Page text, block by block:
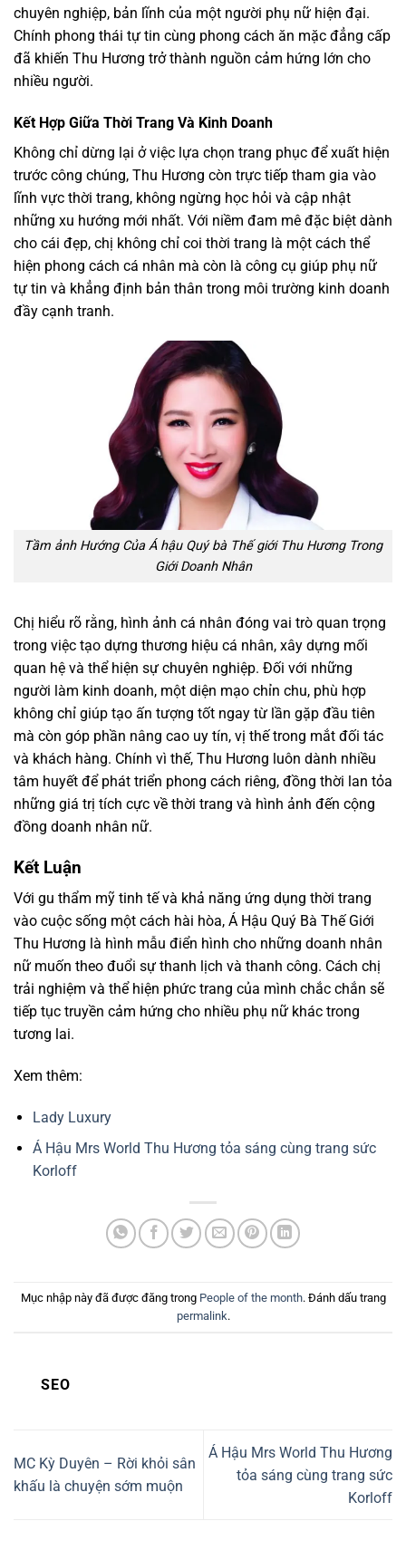
chuyên nghiệp, bản lĩnh của một người phụ nữ hiện đại.
Chính phong thái tự tin cùng phong cách ăn mặc đẳng cấp
đã khiến Thu Hương trở thành nguồn cảm hứng lớn cho
nhiều người.
Kết Hợp Giữa Thời Trang Và Kinh Doanh
Không chỉ dừng lại ở việc lựa chọn trang phục để xuất hiện
trước công chúng, Thu Hương còn trực tiếp tham gia vào
lĩnh vực thời trang, không ngừng học hỏi và cập nhật
những xu hướng mới nhất. Với niềm đam mê đặc biệt dành
cho cái đẹp, chị không chỉ coi thời trang là một cách thể
hiện phong cách cá nhân mà còn là công cụ giúp phụ nữ
tự tin và khẳng định bản thân trong môi trường kinh doanh
đầy cạnh tranh.
Tầm ảnh Hướng Của Á hậu Quý bà Thế giới Thu Hương Trong
Giới Doanh Nhân
Chị hiểu rõ rằng, hình ảnh cá nhân đóng vai trò quan trọng
trong việc tạo dựng thương hiệu cá nhân, xây dựng mối
quan hệ và thể hiện sự chuyên nghiệp. Đối với những
người làm kinh doanh, một diện mạo chỉn chu, phù hợp
không chỉ giúp tạo ấn tượng tốt ngay từ lần gặp đầu tiên
mà còn góp phần nâng cao uy tín, vị thế trong mắt đối tác
và khách hàng. Chính vì thế, Thu Hương luôn dành nhiều
tâm huyết để phát triển phong cách riêng, đồng thời lan tỏa
những giá trị tích cực về thời trang và hình ảnh đến cộng
đồng doanh nhân nữ.
Kết Luận
Với gu thẩm mỹ tinh tế và khả năng ứng dụng thời trang
vào cuộc sống một cách hài hòa, Á Hậu Quý Bà Thế Giới
Thu Hương là hình mẫu điển hình cho những doanh nhân
nữ muốn theo đuổi sự thanh lịch và thanh công. Cách chị
trải nghiệm và thể hiện phức trang của mình chắc chắn sẽ
tiếp tục truyền cảm hứng cho nhiều phụ nữ khác trong
tương lai.
Xem thêm:
Lady Luxury
Á Hậu Mrs World Thu Hương tỏa sáng cùng trang sức
Korloff
Mục nhập này đã được đăng trong People of the month. Đánh dấu trang
permalink.
SEO
MC Kỳ Duyên – Rời khỏi sân
khấu là chuyện sớm muộn
Á Hậu Mrs World Thu Hương
tỏa sáng cùng trang sức
Korloff